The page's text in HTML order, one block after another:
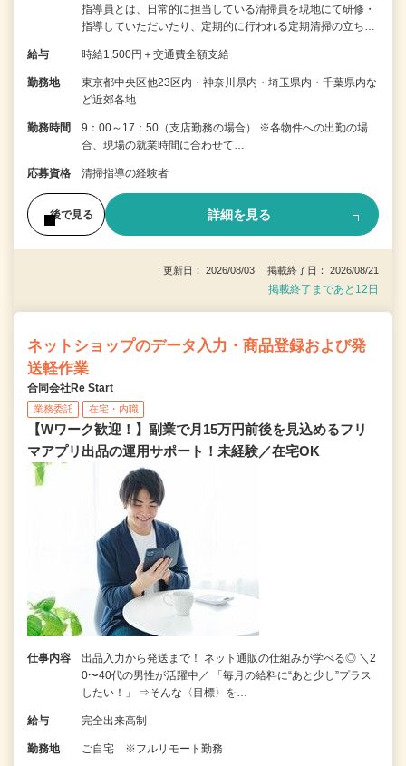
指導員とは、日常的に担当している清掃員を現地にて研修・
指導していただいたり、定期的に行われる定期清掃の立ち…
給与 時給1,500円＋交通費全額支給
勤務地
東京都中央区他23区内・神奈川県内・埼玉県内・千葉県内な
ど近郊各地
勤務時間
9：00～17：50（支店勤務の場合） ※各物件への出勤の場
合、現場の就業時間に合わせて…
応募資格 清掃指導の経験者
後で見る 詳細を見る
更新日： 2026/08/03 掲載終了日： 2026/08/21
掲載終了まであと12日
ネットショップのデータ入力・商品登録および発
送軽作業
合同会社Re Start
業務委託 在宅・内職
【Wワーク歓迎！】副業で月15万円前後を見込めるフリ
マアプリ出品の運用サポート！未経験／在宅OK
仕事内容
出品入力から発送まで！ ネット通販の仕組みが学べる◎ ＼2
0〜40代の男性が活躍中／ 「毎月の給料に“あと少し”プラス
したい！」 ⇒そんな〈目標〉を…
給与 完全出来高制
勤務地 ご自宅 ※フルリモート勤務